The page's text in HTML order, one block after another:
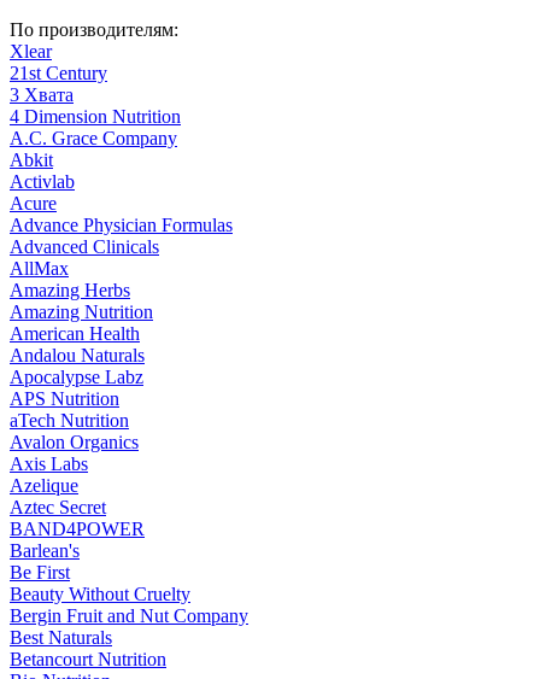
По производителям:
Xlear
21st Century
3 Хвата
4 Dimension Nutrition
A.C. Grace Company
Abkit
Activlab
Acure
Advance Physician Formulas
Advanced Clinicals
AllMax
Amazing Herbs
Amazing Nutrition
American Health
Andalou Naturals
Apocalypse Labz
APS Nutrition
aTech Nutrition
Avalon Organics
Axis Labs
Azelique
Aztec Secret
BAND4POWER
Barlean's
Be First
Beauty Without Cruelty
Bergin Fruit and Nut Company
Best Naturals
Betancourt Nutrition